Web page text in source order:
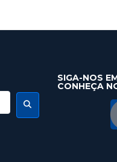
SIGA-NOS
CONHEÇA